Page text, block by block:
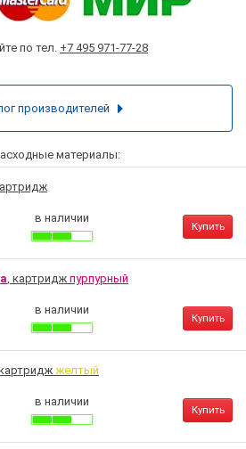
по тел. +7 495 971-77-28
материалы:
в наличии
Купить
, картридж пурпурный
в наличии
Купить
желтый
в наличии
Купить